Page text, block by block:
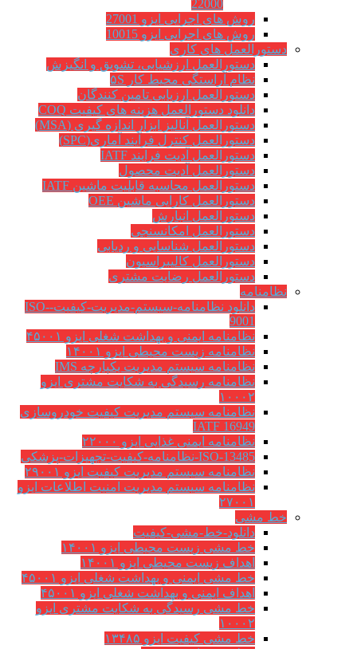
22000
روش های اجرایی ایزو 27001
روش های اجرایی ایزو 10015
دستورالعمل های کاری
دستورالعمل ارزشیابی، تشویق و انگیزش
نظام آراستگی محیط کار ۵S
دستورالعمل ارزیابی تامین کنندگان
دانلود دستورالعمل هزینه های کیفیت COQ
دستورالعمل آنالیز ابزار اندازه گیری (MSA)
دستورالعمل کنترل فرآیند آماری(SPC)
دستورالعمل آدیت فرایند IATF
دستورالعمل آدیت محصول
دستورالعمل محاسبه قابلیت ماشین IATF
دستورالعمل کارایی ماشین OEE
دستورالعمل انبارش
دستورالعمل امکانسنجی
دستورالعمل شناسایی و ردیابی
دستورالعمل کالیبراسیون
دستورالعمل رضایت مشتری
نظامنامه
دانلود نظامنامه-سیستم-مدیریت-کیفیت-ISO-
9001
نظامنامه ایمنی و بهداشت شغلی ایزو ۴۵۰۰۱
نظامنامه زیست محیطی ایزو ۱۴۰۰۱
نظامنامه سیستم مدیریت یکپارچه IMS
نظامنامه رسیدگی به شکایت مشتری ایزو
۱۰۰۰۲
نظامنامه سیستم مدیریت کیفیت خودروسازی
IATF 16949
نظامنامه ایمنی غذایی ایزو ۲۲۰۰۰
ISO-13485-نظامنامه-کیفیت-تجهیزات-پزشکی
نظامنامه سیستم مدیریت کیفیت ایزو ۲۹۰۰۱
نظامنامه سیستم مدیریت امنیت اطلاعات ایزو
۲۷۰۰۱
خط مشی
دانلود-خط-مشی-کیفیت
خط مشی زیست محیطی ایزو ۱۴۰۰۱
اهداف زیست محیطی ایزو ۱۴۰۰۱
خط مشی ایمنی و بهداشت شغلی ایزو ۴۵۰۰۱
اهداف ایمنی و بهداشت شغلی ایزو ۴۵۰۰۱
خط مشی رسیدگی به شکایت مشتری ایزو
۱۰۰۰۲
خط مشی کیفیت ایزو ۱۳۴۸۵